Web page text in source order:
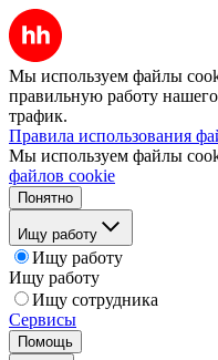
Мы используем файлы
правильную работу нашего
трафик.
Правила использования
Мы используем файлы
файлов cookie
Понятно
Ищу работу
Ищу работу
Ищу работу
Ищу сотрудника
Сервисы
Помощь